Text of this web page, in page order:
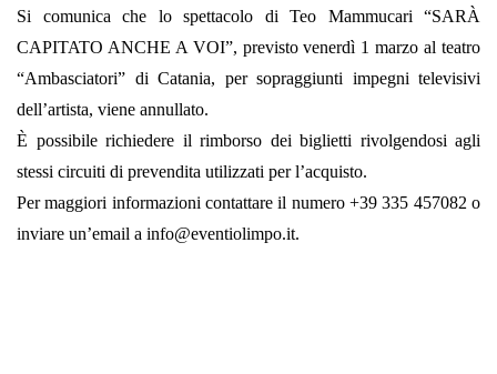
Si comunica che lo spettacolo di Teo Mammucari “SARÀ
CAPITATO ANCHE A VOI”, previsto venerdì 1 marzo al teatro
“Ambasciatori” di Catania, per sopraggiunti impegni televisivi
dell’artista, viene annullato.
È possibile richiedere il rimborso dei biglietti rivolgendosi agli
stessi circuiti di prevendita utilizzati per l’acquisto.
Per maggiori informazioni contattare il numero +39 335 457082 o
inviare un’email a info@eventiolimpo.it.